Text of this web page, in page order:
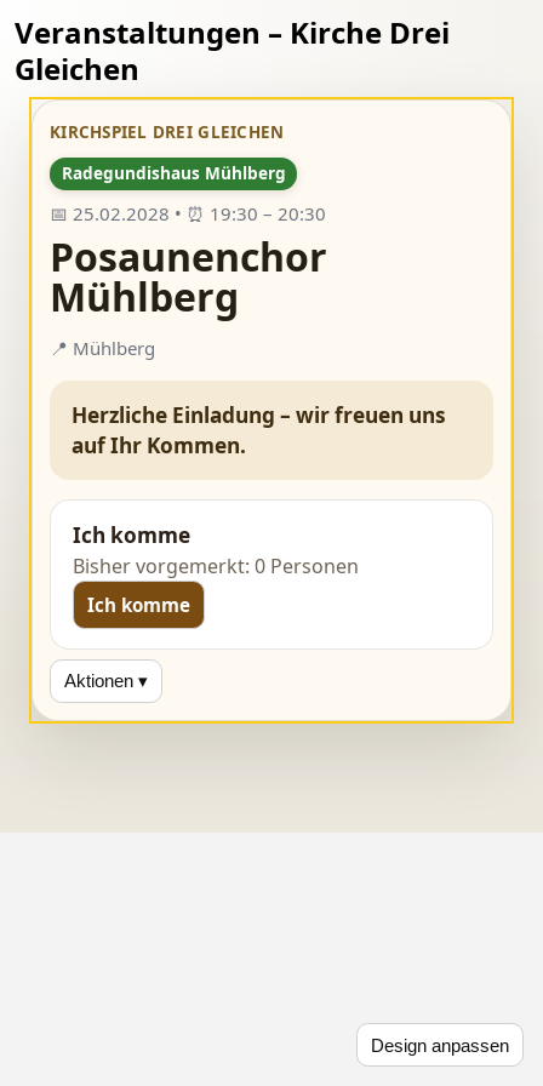
Design anpassen
Veranstaltungen – Kirche Drei
Gleichen
KIRCHSPIEL DREI GLEICHEN
Radegundishaus Mühlberg
📅 25.02.2028 • ⏰ 19:30 – 20:30
Posaunenchor
Mühlberg
📍 Mühlberg
Herzliche Einladung – wir freuen uns
auf Ihr Kommen.
Ich komme
Bisher vorgemerkt: 0 Personen
Ich komme
Aktionen ▾